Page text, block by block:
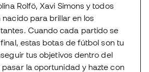
Rolfö, Xavi Simons y todos
para brillar en los
Cuando cada partido se
estas botas de fútbol son tu
tus objetivos dentro del
pasar la oportunidad y hazte con